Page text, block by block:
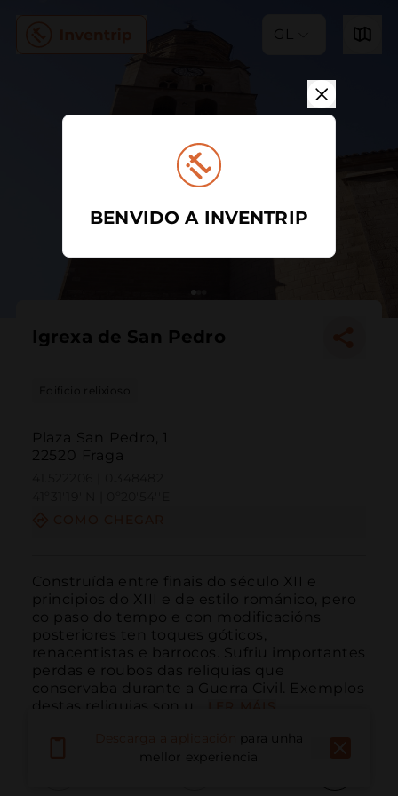
GL
Igrexa de San Pedro
Edificio relixioso
Plaza San Pedro, 1
22520 Fraga
Construída entre finais do século XII e
principios do XIII e de estilo románico, pero
co paso do tempo e con modificacións
posteriores ten toques góticos,
renacentistas e barrocos. Sufriu importantes
perdas e roubos das reliquias que
conservaba durante a Guerra Civil. Exemplos
destas reliquias son u...
para unha
mellor experiencia
BENVIDO A INVENTRIP